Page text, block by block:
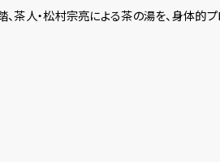
茶人・松村宗亮による茶の湯を、身体的プ